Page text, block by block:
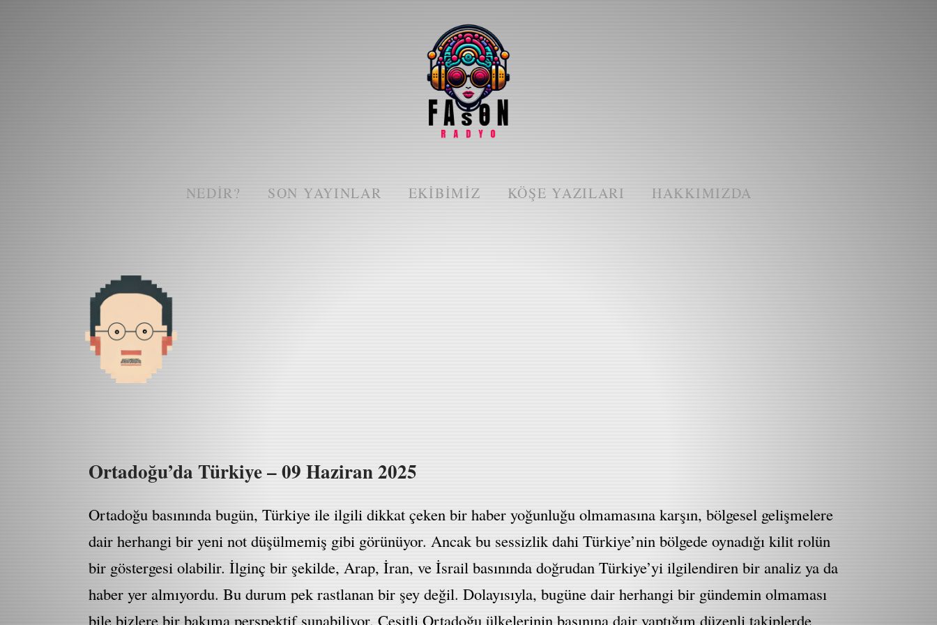
NEDIR? SON YAYINLAR EKIBIMIZ KÖŞE YAZILARI HAKKIMIZDA
Ortadoğu’da Türkiye – 09 Haziran 2025
Ortadoğu basınında bugün, Türkiye ile ilgili dikkat çeken bir haber yoğunluğu olmamasına karşın, bölgesel gelişmelere
dair herhangi bir yeni not düşülmemiş gibi görünüyor. Ancak bu sessizlik dahi Türkiye’nin bölgede oynadığı kilit rolün
bir göstergesi olabilir. İlginç bir şekilde, Arap, İran, ve İsrail basınında doğrudan Türkiye’yi ilgilendiren bir analiz ya da
haber yer almıyordu. Bu durum pek rastlanan bir şey değil. Dolayısıyla, bugüne dair herhangi bir gündemin olmaması
bile bizlere bir bakıma perspektif sunabiliyor. Çeşitli Ortadoğu ülkelerinin basınına dair yaptığım düzenli takiplerde